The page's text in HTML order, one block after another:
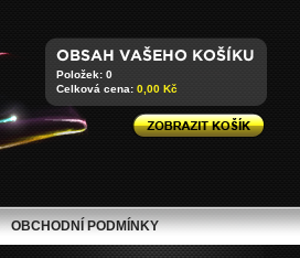
OBCHODNÍ PODMÍNKY
Položek: 0
Celková cena: 0,00 Kč